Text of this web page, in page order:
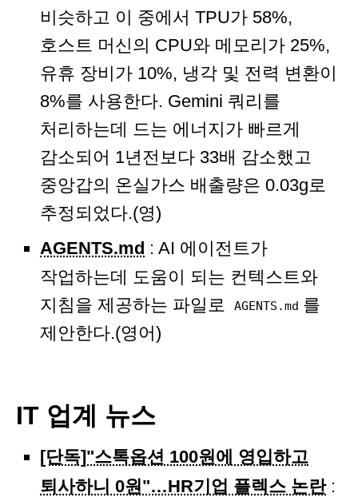
비슷하고 이 중에서 TPU가 58%,
호스트 머신의 CPU와 메모리가 25%,
유휴 장비가 10%, 냉각 및 전력 변환이
8%를 사용한다. Gemini 쿼리를
처리하는데 드는 에너지가 빠르게
감소되어 1년전보다 33배 감소했고
중앙갑의 온실가스 배출량은 0.03g로
추정되었다.(영)
AGENTS.md : AI 에이전트가
작업하는데 도움이 되는 컨텍스트와
지침을 제공하는 파일로
AGENTS.md 를
제안한다.(영어)
IT 업계 뉴스
[단독]"스톡옵션 100원에 영입하고
퇴사하니 0원"…HR기업 플렉스 논란: